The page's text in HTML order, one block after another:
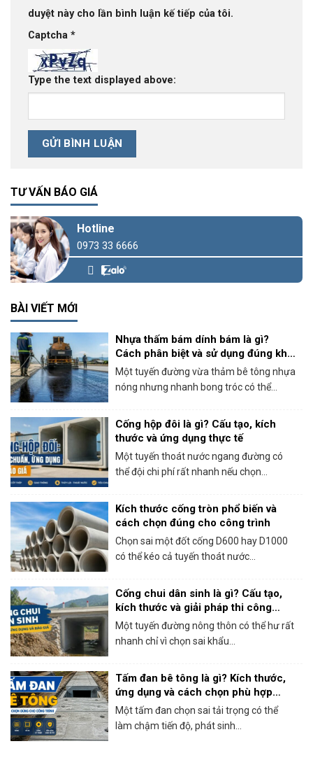
duyệt này cho lần bình luận kế tiếp của tôi.
Captcha *
Type the text displayed above:
TƯ VẤN BÁO GIÁ
Hotline
0973 33 6666
BÀI VIẾT MỚI
Nhựa thấm bám dính bám là gì?
Cách phân biệt và sử dụng đúng khi
thi công bê tông nhựa
Một tuyến đường vừa thảm bê tông nhựa
nóng nhưng nhanh bong tróc có thể...
Cống hộp đôi là gì? Cấu tạo, kích
thước và ứng dụng thực tế
Một tuyến thoát nước ngang đường có
thể đội chi phí rất nhanh nếu chọn...
Kích thước cống tròn phổ biến và
cách chọn đúng cho công trình
Chọn sai một đốt cống D600 hay D1000
có thể kéo cả tuyến thoát nước...
Cống chui dân sinh là gì? Cấu tạo,
kích thước và giải pháp thi công
thực tế
Một tuyến đường nông thôn có thể hư rất
nhanh chỉ vì chọn sai khẩu...
Tấm đan bê tông là gì? Kích thước,
ứng dụng và cách chọn phù hợp
công trình
Một tấm đan chọn sai tải trọng có thể
làm chậm tiến độ, phát sinh...